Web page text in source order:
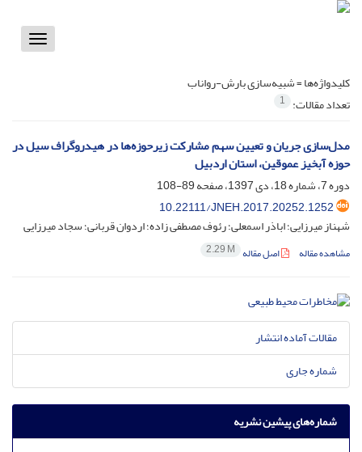
Toggle
کلیدواژه‌ها =شبیه‌سازی بارش-رواناب
تعداد مقالات: 1
مدل‌سازی جریان و تعیین سهم مشارکت زیرحوزه‌ها در هیدروگراف سیل در
حوزه‌ آبخیز عموقین، استان اردبیل
دوره 7، شماره 18، دی 1397، صفحه
89-108
10.22111/JNEH.2017.20252.1252
شهناز میرزایی؛ اباذر اسمعلی؛ رئوف مصطفی زاده؛ اردوان قربانی؛ سجاد میرزایی
مشاهده مقاله اصل مقاله 2.29 M
مقالات آماده انتشار
شماره جاری
شماره‌های پیشین نشریه